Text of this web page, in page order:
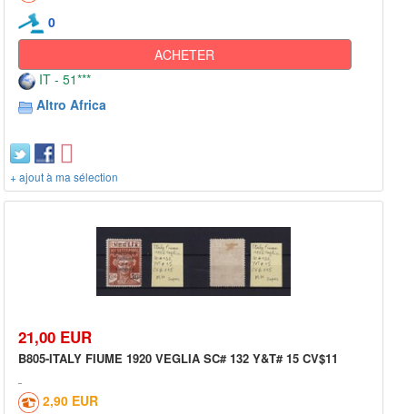
0
ACHETER
IT - 51***
Altro Africa
+ ajout à ma sélection
21,00 EUR
B805-ITALY FIUME 1920 VEGLIA SC# 132 Y&T# 15 CV$11
2,90 EUR